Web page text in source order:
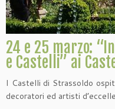
24 e 25 marzo:
e Castelli” ai
I Castelli di Strassoldo
decoratori ed artisti